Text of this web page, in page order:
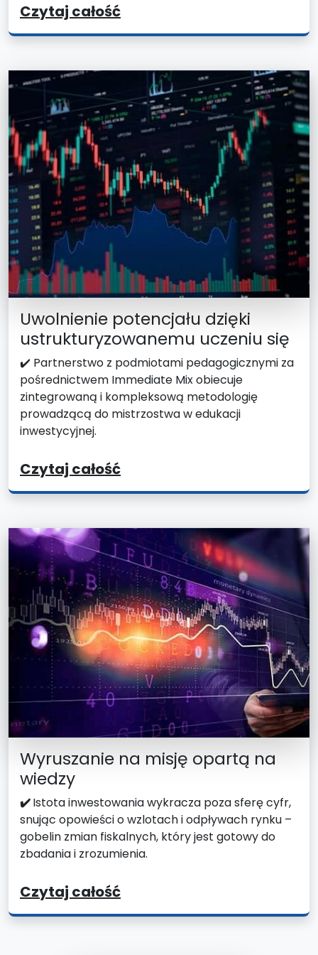
Czytaj całość
Uwolnienie potencjału dzięki
ustrukturyzowanemu uczeniu się
✔️ Partnerstwo z podmiotami pedagogicznymi za
pośrednictwem Immediate Mix obiecuje
zintegrowaną i kompleksową metodologię
prowadzącą do mistrzostwa w edukacji
inwestycyjnej.
Czytaj całość
Wyruszanie na misję opartą na
wiedzy
✔️Istota inwestowania wykracza poza sferę cyfr,
snując opowieści o wzlotach i odpływach rynku –
gobelin zmian fiskalnych, który jest gotowy do
zbadania i zrozumienia.
Czytaj całość